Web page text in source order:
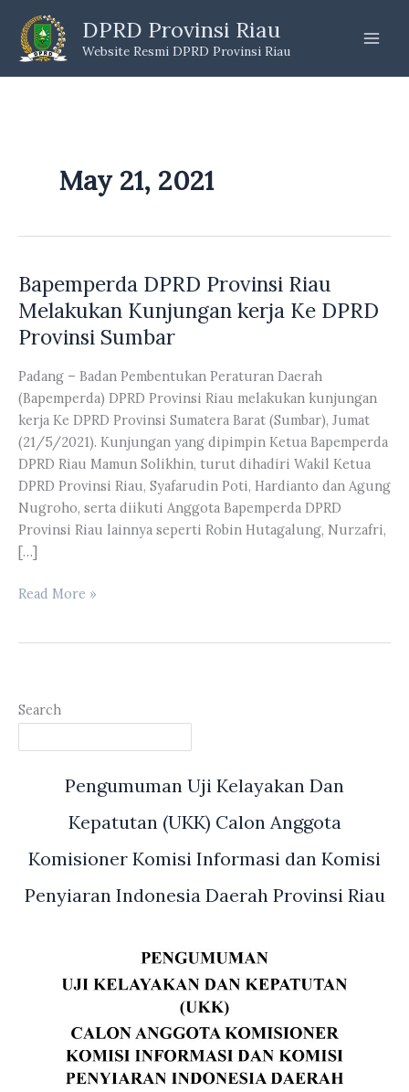
content
DPRD Provinsi Riau
Website Resmi DPRD Provinsi Riau
May 21, 2021
Bapemperda DPRD Provinsi Riau
Melakukan Kunjungan kerja Ke DPRD
Provinsi Sumbar
Padang – Badan Pembentukan Peraturan Daerah
(Bapemperda) DPRD Provinsi Riau melakukan kunjungan
kerja Ke DPRD Provinsi Sumatera Barat (Sumbar), Jumat
(21/5/2021). Kunjungan yang dipimpin Ketua Bapemperda
DPRD Riau Mamun Solikhin, turut dihadiri Wakil Ketua
DPRD Provinsi Riau, Syafarudin Poti, Hardianto dan Agung
Nugroho, serta diikuti Anggota Bapemperda DPRD
Provinsi Riau lainnya seperti Robin Hutagalung, Nurzafri,
[…]
Bapemperda
Kunjungan
kerja
Ke
Provinsi
Read More »
Search
Pengumuman Uji Kelayakan Dan
Kepatutan (UKK) Calon Anggota
Komisioner Komisi Informasi dan Komisi
Penyiaran Indonesia Daerah Provinsi Riau